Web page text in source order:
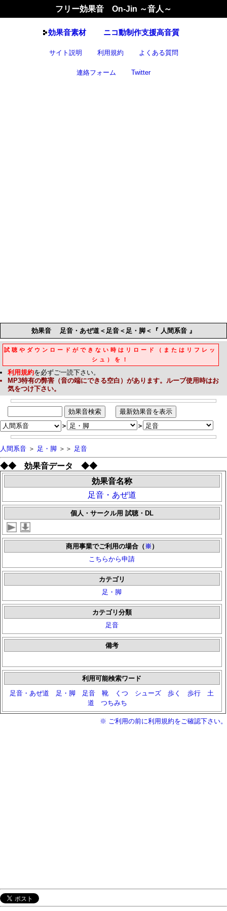
フリー効果音 On-Jin ～音人～
効果音素材 ニコ動制作支援高音質
サイト説明 利用規約 よくある質問
連絡フォーム Twitter
効果音足音・あぜ道＜足音＜足・脚＜『 人間系音 』
試聴やダウンロードができない時はリロード（またはリフレッ
シュ）を！
利用規約を必ずご一読下さい。
MP3特有の弊害（音の端にできる空白）があります。ループ使用時はお
気をつけ下さい。
＞ ＞
人間系音 ＞ 足・脚 ＞＞ 足音
◆◆ 効果音データ ◆◆
効果音名称
足音・あぜ道
個人・サークル用 試聴・DL
商用事業でご利用の場合（ ※ ）
こちらから申請
カテゴリ
足・脚
カテゴリ分類
足音
備考
利用可能検索ワード
足音・あぜ道
足・脚 足音 靴 くつ シューズ 歩く 歩行
土
道
つちみち
※ ご利用の前に利用規約をご確認下さい。